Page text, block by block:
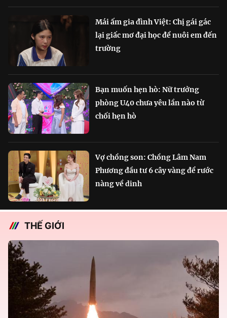
Mái ấm gia đình Việt: Chị gái gác
lại giấc mơ đại học để nuôi em đến
trường
Bạn muốn hẹn hò: Nữ trưởng
phòng U40 chưa yêu lần nào từ
chối hẹn hò
Vợ chồng son: Chồng Lâm Nam
Phương đầu tư 6 cây vàng để rước
nàng về dinh
THẾ GIỚI